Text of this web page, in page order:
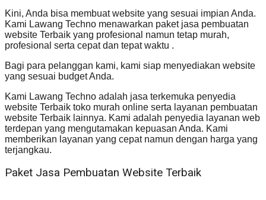
Kini, Anda bisa membuat website yang sesuai impian Anda.
Kami Lawang Techno menawarkan paket jasa pembuatan
website Terbaik yang profesional namun tetap murah,
profesional serta cepat dan tepat waktu .
Bagi para pelanggan kami, kami siap menyediakan website
yang sesuai budget Anda.
Kami Lawang Techno adalah jasa terkemuka penyedia
website Terbaik toko murah online serta layanan pembuatan
website Terbaik lainnya. Kami adalah penyedia layanan web
terdepan yang mengutamakan kepuasan Anda. Kami
memberikan layanan yang cepat namun dengan harga yang
terjangkau.
Paket Jasa Pembuatan Website Terbaik